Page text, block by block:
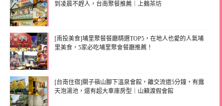
到凌晨不趕人，台南聚餐推薦｜上鶴茶坊
[南投美食]埔里聚餐餐廳精選TOP5，在地人也愛的人氣埔
里美食，5家必吃埔里聚會餐廳推薦！
[台南住宿]關子嶺山腳下溫泉會館，離交流道5分鐘，有露
天泡湯池，還有超大車庫房型｜山籟渡假會館